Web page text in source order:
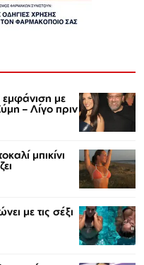
εμφάνιση με
– Λίγο πριν
μπικίνι
με τις σέξι